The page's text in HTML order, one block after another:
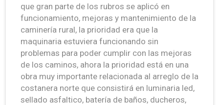
que gran parte de los rubros se aplicó en
funcionamiento, mejoras y mantenimiento de la
caminería rural, la prioridad era que la
maquinaria estuviera funcionando sin
problemas para poder cumplir con las mejoras
de los caminos, ahora la prioridad está en una
obra muy importante relacionada al arreglo de la
costanera norte que consistirá en luminaria led,
sellado asfaltico, batería de baños, ducheros,